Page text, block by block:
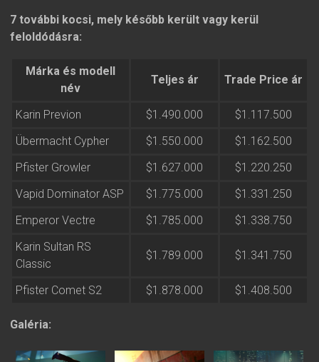
7 további kocsi, mely később került vagy kerül
feloldódásra:
Márka és modell
név
Teljes ár Trade Price ár
Karin Previon $1.490.000
$1.117.500
Übermacht Cypher
$1.550.000
$1.162.500
Pfister Growler
$1.627.000
$1.220.250
Vapid Dominator ASP
$1.775.000
$1.331.250
Emperor Vectre
$1.785.000
$1.338.750
Karin Sultan RS
Classic
$1.789.000 $1.341.750
Pfister Comet S2 $1.878.000 $1.408.500
Galéria: